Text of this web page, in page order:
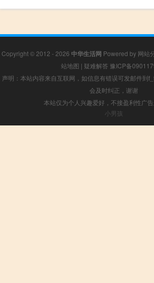
Copyright © 2012 - 2026 中华生活网 Powered by 网站
站地图 | 疑难解答 豫ICP备
声明：本站内容来自互联网，如信息有错误可发邮件到
会及时纠正，谢谢
本站仅为个人兴趣爱好，不接盈利性广
小男孩